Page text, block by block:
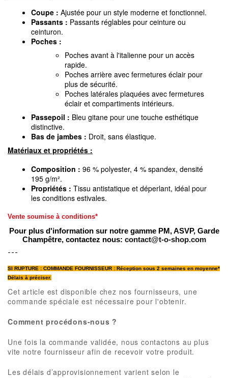
Coupe : Ajustée pour un style moderne et fonctionnel.
Passants : Passants réglables pour ceinture ou
ceinturon.
Poches :
Poches avant à l'italienne pour un accès
rapide.
Poches arrière avec fermetures éclair pour
plus de sécurité.
Poches latérales plaquées avec fermetures
éclair et compartiments intérieurs.
Passepoil : Bleu gitane pour une touche esthétique
distinctive.
Bas de jambes : Droit, sans élastique.
Matériaux et propriétés :
Composition : 96 % polyester, 4 % spandex, densité
195 g/m².
Propriétés : Tissu antistatique et déperlant, idéal pour
les conditions estivales.
Vente soumise à conditions*
Pour plus d'information sur notre gamme PM, ASVP, Garde
Champêtre, contactez nous: contact@t-o-shop.com
---
SI RUPTURE : COMMANDE FOURNISSEUR : Réception sous 2 semaines en moyenne*
Délais à préciser.
Cet article est disponible chez nos fournisseurs, une
commande spéciale est nécessaire pour l'obtenir.
Comment procédons-nous ?
Une fois la commande validée, nous contactons au plus
vite notre fournisseur afin de recevoir votre produit.
Les délais d’approvisionnement varient selon le